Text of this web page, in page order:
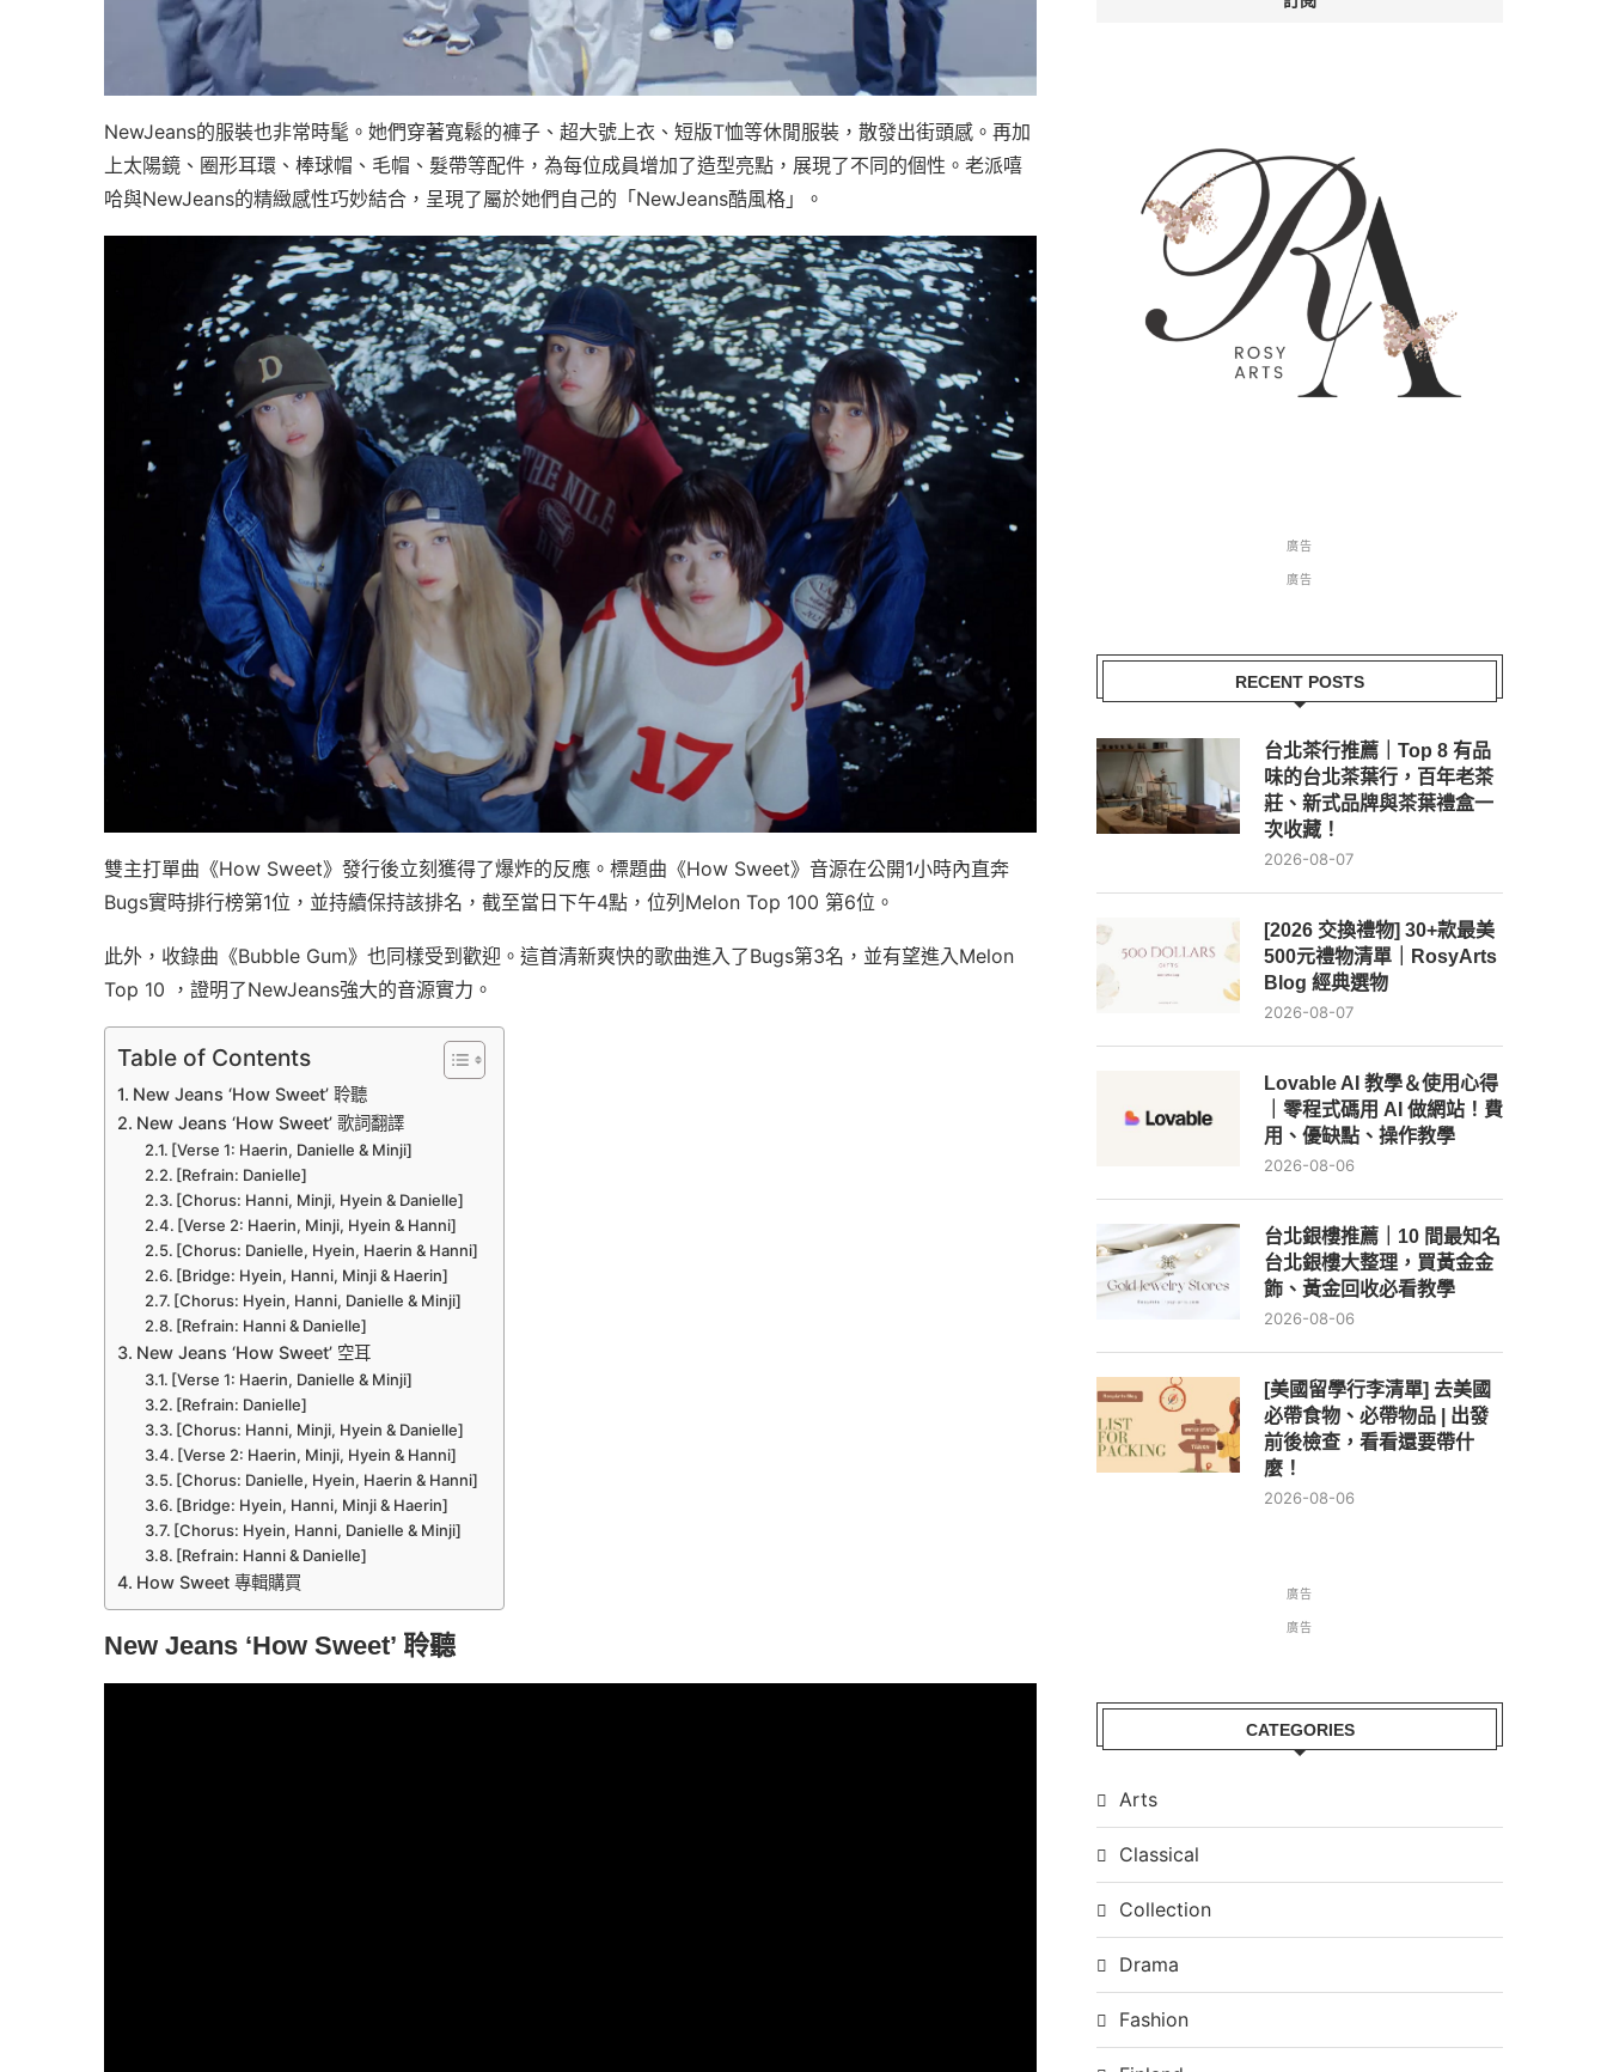
NewJeans的服裝也非常時髦。她們穿著寬鬆的褲子、超大號上衣、短版T恤等休閒服裝，散發出街頭感。再加
上太陽鏡、圈形耳環、棒球帽、毛帽、髮帶等配件，為每位成員增加了造型亮點，展現了不同的個性。老派嘻
哈與NewJeans的精緻感性巧妙結合，呈現了屬於她們自己的「NewJeans酷風格」。
雙主打單曲《How Sweet》發行後立刻獲得了爆炸的反應。標題曲《How Sweet》音源在公開1小時內直奔
Bugs實時排行榜第1位，並持續保持該排名，截至當日下午4點，位列Melon Top 100 第6位。
此外，收錄曲《Bubble Gum》也同樣受到歡迎。這首清新爽快的歌曲進入了Bugs第3名，並有望進入Melon
Top 10 ，證明了NewJeans強大的音源實力。
Table of Contents
New Jeans ‘How Sweet’ 聆聽
New Jeans ‘How Sweet’ 歌詞翻譯
[Verse 1: Haerin, Danielle & Minji]
[Refrain: Danielle]
[Chorus: Hanni, Minji, Hyein & Danielle]
[Verse 2: Haerin, Minji, Hyein & Hanni]
[Chorus: Danielle, Hyein, Haerin & Hanni]
[Bridge: Hyein, Hanni, Minji & Haerin]
[Chorus: Hyein, Hanni, Danielle & Minji]
[Refrain: Hanni & Danielle]
New Jeans ‘How Sweet’ 空耳
[Verse 1: Haerin, Danielle & Minji]
[Refrain: Danielle]
[Chorus: Hanni, Minji, Hyein & Danielle]
[Verse 2: Haerin, Minji, Hyein & Hanni]
[Chorus: Danielle, Hyein, Haerin & Hanni]
[Bridge: Hyein, Hanni, Minji & Haerin]
[Chorus: Hyein, Hanni, Danielle & Minji]
[Refrain: Hanni & Danielle]
How Sweet 專輯購買
New Jeans ‘How Sweet’ 聆聽
廣告
廣告
RECENT POSTS
台北茶行推薦｜Top 8 有品
味的台北茶葉行，百年老茶
莊、新式品牌與茶葉禮盒一
次收藏！
2026-08-07
[2026 交換禮物] 30+款最美
500元禮物清單｜RosyArts
Blog 經典選物
2026-08-07
Lovable AI 教學＆使用心得
｜零程式碼用 AI 做網站！費
用、優缺點、操作教學
2026-08-06
台北銀樓推薦｜10 間最知名
台北銀樓大整理，買黃金金
飾、黃金回收必看教學
2026-08-06
[美國留學行李清單] 去美國
必帶食物、必帶物品 | 出發
前後檢查，看看還要帶什
麼！
2026-08-06
廣告
廣告
CATEGORIES
Arts
Classical
Collection
Drama
Fashion